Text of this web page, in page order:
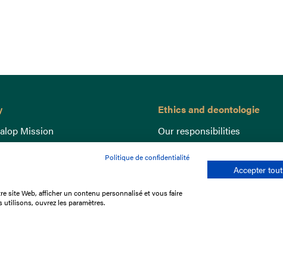
Mission
the races
Library
Ethics and deontologie
Our responsibilities
Lutte anti-dopage
Equine Welfare
Gender Equality
Responsible speculation
Politique de confidentialité
site Web, afficher un contenu personnalisé et vous faire
ouvrez les paramètres.
Accepter tout